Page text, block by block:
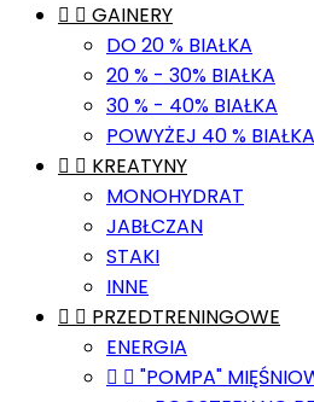
  GAINERY
DO 20 % BIAŁKA
20 % - 30% BIAŁKA
30 % - 40% BIAŁKA
POWYŻEJ 40 % BIAŁKA
  KREATYNY
MONOHYDRAT
JABŁCZAN
STAKI
INNE
  PRZEDTRENINGOWE
ENERGIA
  "POMPA"